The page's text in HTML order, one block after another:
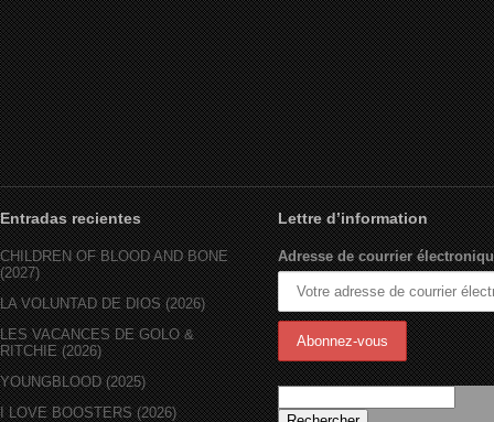
Entradas recientes
CHILDREN OF BLOOD AND BONE
(2027)
LA VOLUNTAD DE DIOS (2026)
LES VACANCES DE GOLO &
RITCHIE (2026)
YOUNGBLOOD (2025)
I LOVE BOOSTERS (2026)
Lettre d’information
Adresse de courrier